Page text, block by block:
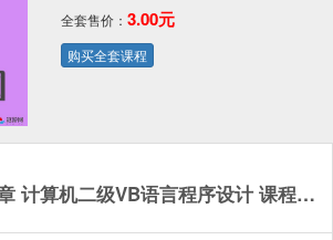
全套售价： 3.00元
购买全套课程
第1章 计算机二级VB语言程序设计 课程介绍